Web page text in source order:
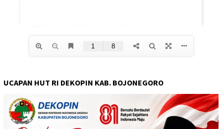
UCAPAN HUT RI DEKOPIN KAB. BOJONEGORO